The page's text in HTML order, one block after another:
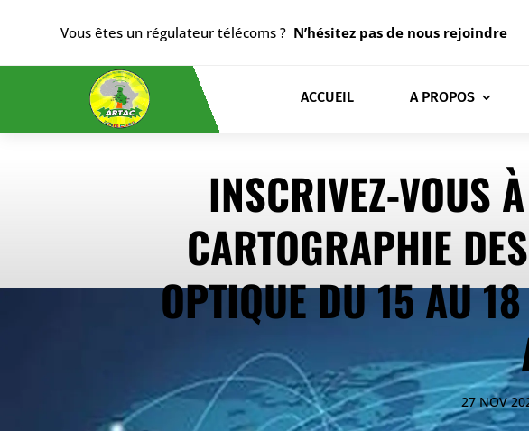
Vous êtes un régulateur télécoms ? N’hésitez pas de nous rejoindre
ACCUEIL A PROPOS
INSCRIVEZ-VOUS
CARTOGRAPHIE
OPTIQUE DU 15 AU
27 NOV